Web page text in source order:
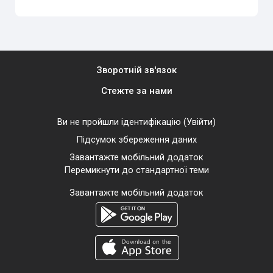
Зворотній зв'язок
Стежте за нами
Ви не пройшли ідентифікацію (Увійти)
Підсумок збереження даних
Завантажте мобільний додаток
Перемикнути до стандартної теми
Завантажте мобільний додаток